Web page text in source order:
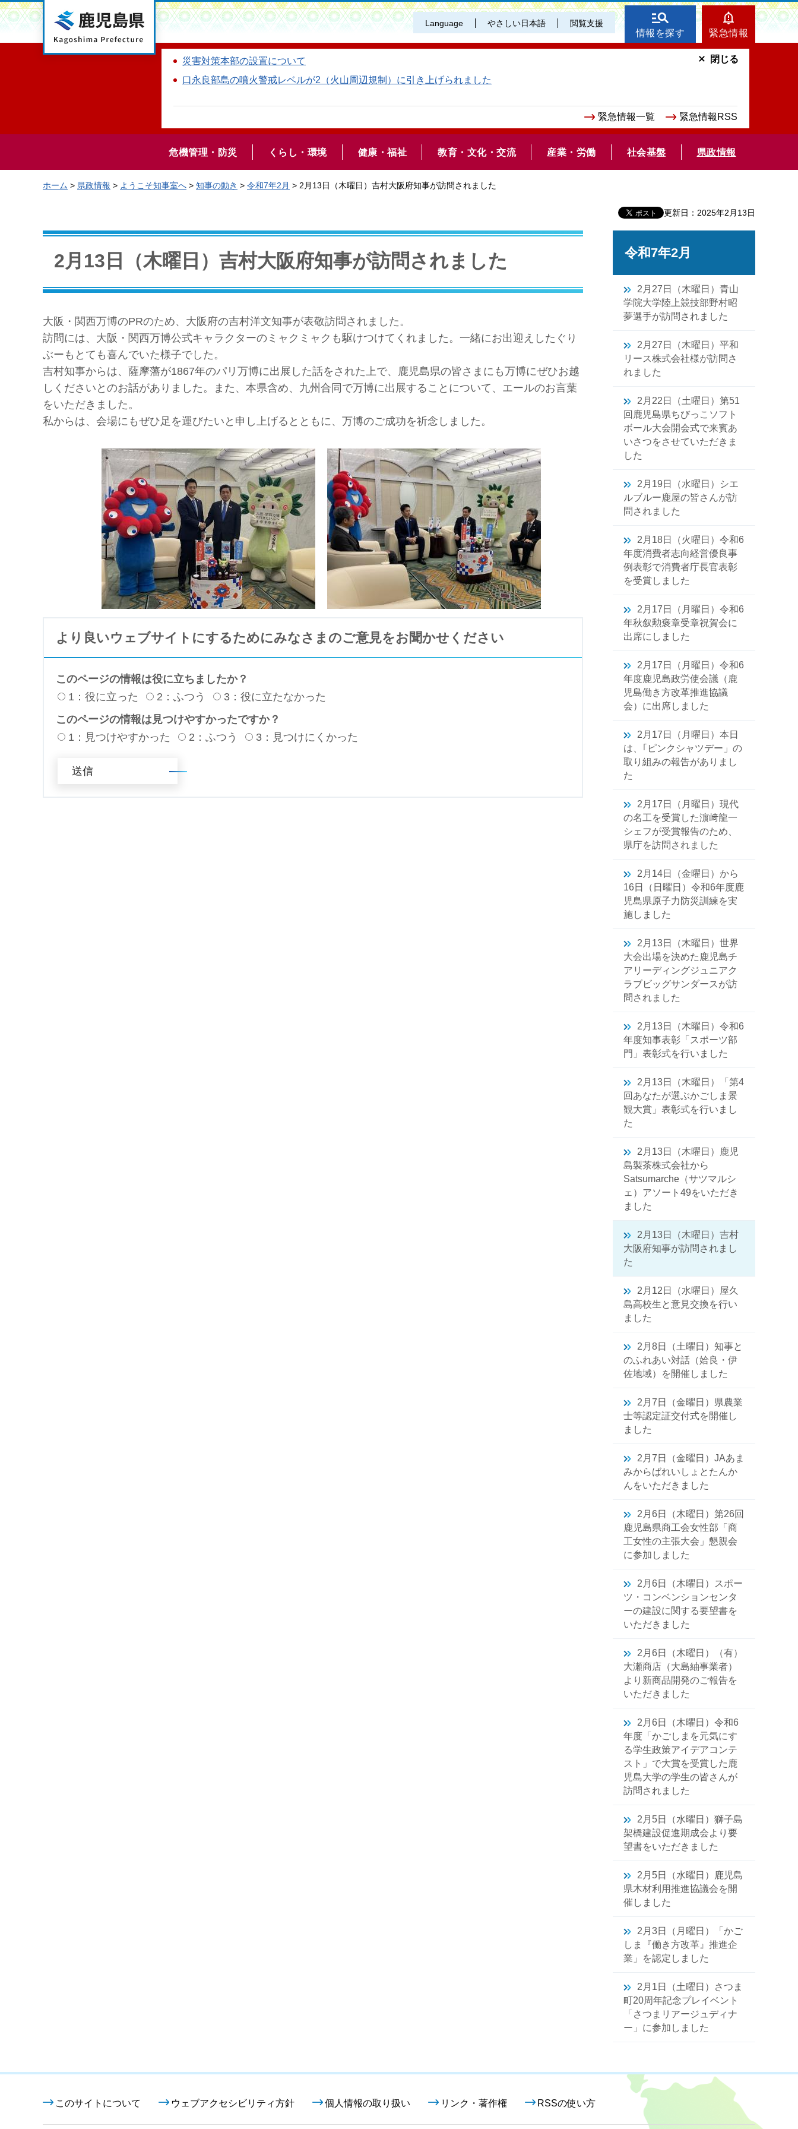
鹿児島県 Language やさしい日本語 閲覧支援
情報を探す 緊急情報
災害対策本部の設置について
口永良部島の噴火警戒レベルが2（火山周辺規制）に引き上げられました
緊急情報一覧 緊急情報RSS
閉じる
危機管理・防災 くらし・環境 健康・福祉 教育・文化・交流 産業・労働 社会基盤 県政情報
ホーム > 県政情報 > ようこそ知事室へ > 知事の動き > 令和7年2月 > 2月13日（木曜日）吉村大阪府知事が訪問されました
更新日：2025年2月13日
2月13日（木曜日）吉村大阪府知事が訪問されました
大阪・関西万博のPRのため、大阪府の吉村洋文知事が表敬訪問されました。
訪問には、大阪・関西万博公式キャラクターのミャクミャクも駆けつけてくれました。一緒にお出迎えしたぐり
ぶーもとても喜んでいた様子でした。
吉村知事からは、薩摩藩が1867年のパリ万博に出展した話をされた上で、鹿児島県の皆さまにも万博にぜひお越
しくださいとのお話がありました。また、本県含め、九州合同で万博に出展することについて、エールのお言葉
をいただきました。
私からは、会場にもぜひ足を運びたいと申し上げるとともに、万博のご成功を祈念しました。
より良いウェブサイトにするためにみなさまのご意見をお聞かせください
このページの情報は役に立ちましたか？
1：役に立った
2：ふつう
3：役に立たなかった
このページの情報は見つけやすかったですか？
1：見つけやすかった
2：ふつう 3：見つけにくかった
令和7年2月
2月27日（木曜日）青山
学院大学陸上競技部野村昭
夢選手が訪問されました
2月27日（木曜日）平和
リース株式会社様が訪問さ
れました
2月22日（土曜日）第51
回鹿児島県ちびっこソフト
ボール大会開会式で来賓あ
いさつをさせていただきま
した
2月19日（水曜日）シエ
ルブルー鹿屋の皆さんが訪
問されました
2月18日（火曜日）令和6
年度消費者志向経営優良事
例表彰で消費者庁長官表彰
を受賞しました
2月17日（月曜日）令和6
年秋叙勲褒章受章祝賀会に
出席にしました
2月17日（月曜日）令和6
年度鹿児島政労使会議（鹿
児島働き方改革推進協議
会）に出席しました
2月17日（月曜日）本日
は、｢ピンクシャツデー」の
取り組みの報告がありまし
た
2月17日（月曜日）現代
の名工を受賞した濵﨑龍一
シェフが受賞報告のため、
県庁を訪問されました
2月14日（金曜日）から
16日（日曜日）令和6年度鹿
児島県原子力防災訓練を実
施しました
2月13日（木曜日）世界
大会出場を決めた鹿児島チ
アリーディングジュニアク
ラブビッグサンダースが訪
問されました
2月13日（木曜日）令和6
年度知事表彰「スポーツ部
門」表彰式を行いました
2月13日（木曜日）「第4
回あなたが選ぶかごしま景
観大賞」表彰式を行いまし
た
2月13日（木曜日）鹿児
島製茶株式会社から
Satsumarche（サツマルシ
ェ）アソート49をいただき
ました
2月13日（木曜日）吉村
大阪府知事が訪問されまし
た
2月12日（水曜日）屋久
島高校生と意見交換を行い
ました
2月8日（土曜日）知事と
のふれあい対話（姶良・伊
佐地域）を開催しました
2月7日（金曜日）県農業
士等認定証交付式を開催し
ました
2月7日（金曜日）JAあま
みからばれいしょとたんか
んをいただきました
2月6日（木曜日）第26回
鹿児島県商工会女性部「商
工女性の主張大会」懇親会
に参加しました
2月6日（木曜日）スポー
ツ・コンベンションセンタ
ーの建設に関する要望書を
いただきました
2月6日（木曜日）（有）
大瀬商店（大島紬事業者）
より新商品開発のご報告を
いただきました
2月6日（木曜日）令和6
年度「かごしまを元気にす
る学生政策アイデアコンテ
スト」で大賞を受賞した鹿
児島大学の学生の皆さんが
訪問されました
2月5日（水曜日）獅子島
架橋建設促進期成会より要
望書をいただきました
2月5日（水曜日）鹿児島
県木材利用推進協議会を開
催しました
2月3日（月曜日）「かご
しま『働き方改革』推進企
業」を認定しました
2月1日（土曜日）さつま
町20周年記念プレイベント
「さつまリアージュディナ
ー」に参加しました
このサイトについて ウェブアクセシビリティ方針 個人情報の取り扱い リンク・著作権 RSSの使い方